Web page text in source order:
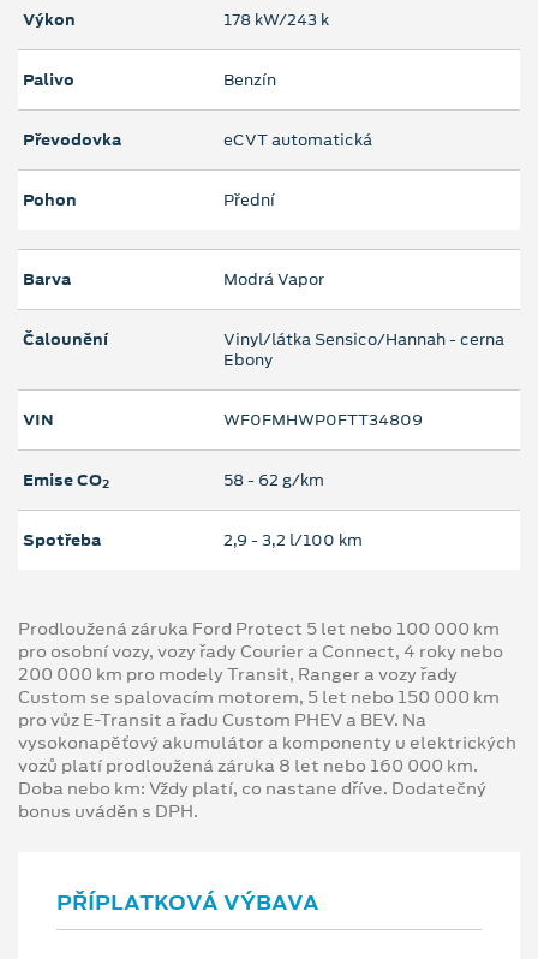
Výkon 178 kW/243 k
Palivo Benzín
Převodovka eCVT automatická
Pohon Přední
Barva Modrá Vapor
Čalounění
Vinyl/látka Sensico/Hannah - cerna
Ebony
VIN WF0FMHWP0FTT34809
Emise CO2 58 ‐ 62 g/km
Spotřeba 2,9 ‐ 3,2 l/100 km
Prodloužená záruka Ford Protect 5 let nebo 100 000 km
pro osobní vozy, vozy řady Courier a Connect, 4 roky nebo
200 000 km pro modely Transit, Ranger a vozy řady
Custom se spalovacím motorem, 5 let nebo 150 000 km
pro vůz E-Transit a řadu Custom PHEV a BEV. Na
vysokonapěťový akumulátor a komponenty u elektrických
vozů platí prodloužená záruka 8 let nebo 160 000 km.
Doba nebo km: Vždy platí, co nastane dříve. Dodatečný
bonus uváděn s DPH.
PŘÍPLATKOVÁ VÝBAVA